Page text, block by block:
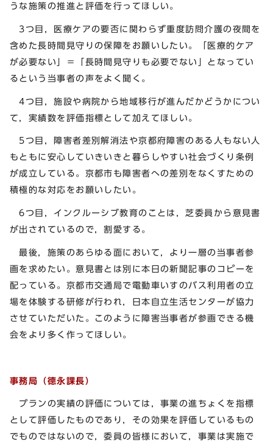
うな施策の推進と評価を行ってほしい。
3つ目，医療ケアの要否に関わらず重度訪問介護の夜間を
含めた長時間見守りの保障をお願いしたい。「医療的ケア
が必要ない」＝「長時間見守りも必要でない」となってい
るという当事者の声をよく聞く。
4つ目，施設や病院から地域移行が進んだかどうかについ
て，実績数を評価指標として加えてほしい。
5つ目，障害者差別解消法や京都府障害のある人もない人
もともに安心していきいきと暮らしやすい社会づくり条例
が成立している。京都市も障害者への差別をなくすための
積極的な対応をお願いしたい。
6つ目，インクルーシブ教育のことは，芝委員から意見書
が出されているので，割愛する。
最後，施策のあらゆる面において，より一層の当事者参
画を求めたい。意見書とは別に本日の新聞記事のコピーを
配っている。京都市交通局で電動車いすのバス利用者の立
場を体験する研修が行われ，日本自立生活センターが協力
させていただいた。このように障害当事者が参画できる機
会をより多く作ってほしい。
事務局（德永課長）
プランの実績の評価については，事業の進ちょくを指標
として評価したものであり，その効果を評価しているもの
でものではないので，委員の皆様において，事業は実施で